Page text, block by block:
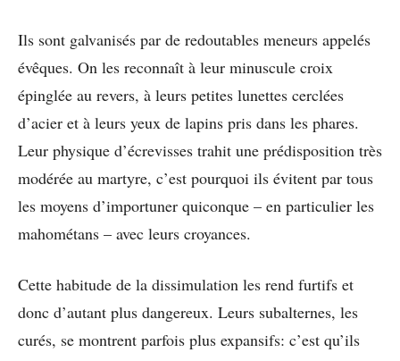
Ils sont galvanisés par de redoutables meneurs appelés
évêques. On les reconnaît à leur minuscule croix
épinglée au revers, à leurs petites lunettes cerclées
d’acier et à leurs yeux de lapins pris dans les phares.
Leur physique d’écrevisses trahit une prédisposition très
modérée au martyre, c’est pourquoi ils évitent par tous
les moyens d’importuner quiconque – en particulier les
mahométans – avec leurs croyances.
Cette habitude de la dissimulation les rend furtifs et
donc d’autant plus dangereux. Leurs subalternes, les
curés, se montrent parfois plus expansifs: c’est qu’ils